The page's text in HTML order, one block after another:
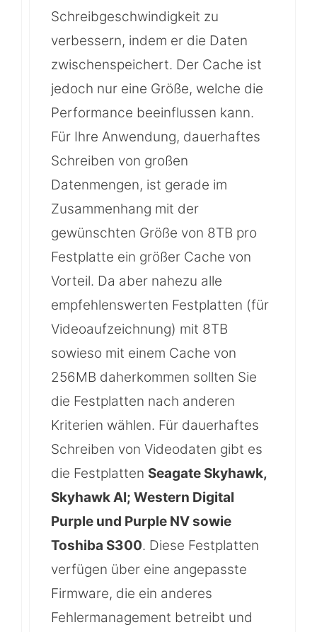
Schreibgeschwindigkeit zu
verbessern, indem er die Daten
zwischenspeichert. Der Cache ist
jedoch nur eine Größe, welche die
Performance beeinflussen kann.
Für Ihre Anwendung, dauerhaftes
Schreiben von großen
Datenmengen, ist gerade im
Zusammenhang mit der
gewünschten Größe von 8TB pro
Festplatte ein größer Cache von
Vorteil. Da aber nahezu alle
empfehlenswerten Festplatten (für
Videoaufzeichnung) mit 8TB
sowieso mit einem Cache von
256MB daherkommen sollten Sie
die Festplatten nach anderen
Kriterien wählen. Für dauerhaftes
Schreiben von Videodaten gibt es
die Festplatten Seagate Skyhawk,
Skyhawk AI; Western Digital
Purple und Purple NV sowie
Toshiba S300. Diese Festplatten
verfügen über eine angepasste
Firmware, die ein anderes
Fehlermanagement betreibt und